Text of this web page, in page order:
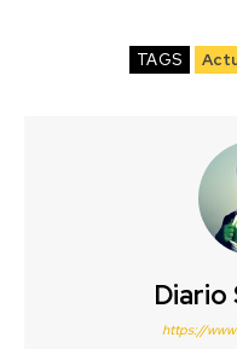
TAGS
https://